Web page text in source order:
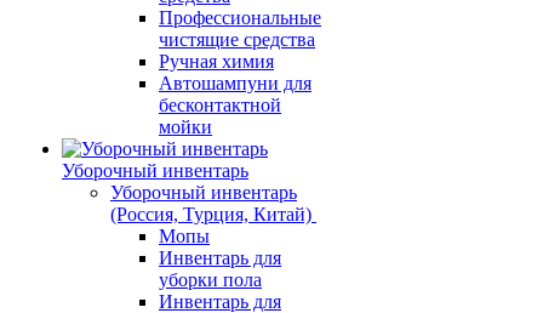
Профессиональные
чистящие средства
Ручная химия
Автошампуни для
бесконтактной
мойки
Уборочный инвентарь
Уборочный инвентарь
(Россия, Турция, Китай)
Мопы
Инвентарь для
уборки пола
Инвентарь для